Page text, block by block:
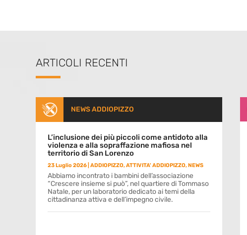
ARTICOLI RECENTI
NEWS ADDIOPIZZO
L’inclusione dei più piccoli come antidoto alla
violenza e alla sopraffazione mafiosa nel
territorio di San Lorenzo
23 Luglio 2026 ADDIOPIZZO,ATTIVITA' ADDIOPIZZO,NEWS
Abbiamo incontrato i bambini dell’associazione
“Crescere insieme si può”, nel quartiere di Tommaso
Natale, per un laboratorio dedicato ai temi della
cittadinanza attiva e dell’impegno civile.